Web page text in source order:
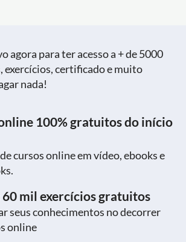
agora para ter acesso a + de 5000
exercícios, certificado e muito
nada!
100% gratuitos do início
cursos online em vídeo, ebooks e
60 mil exercícios gratuitos
seus conhecimentos no decorrer
online